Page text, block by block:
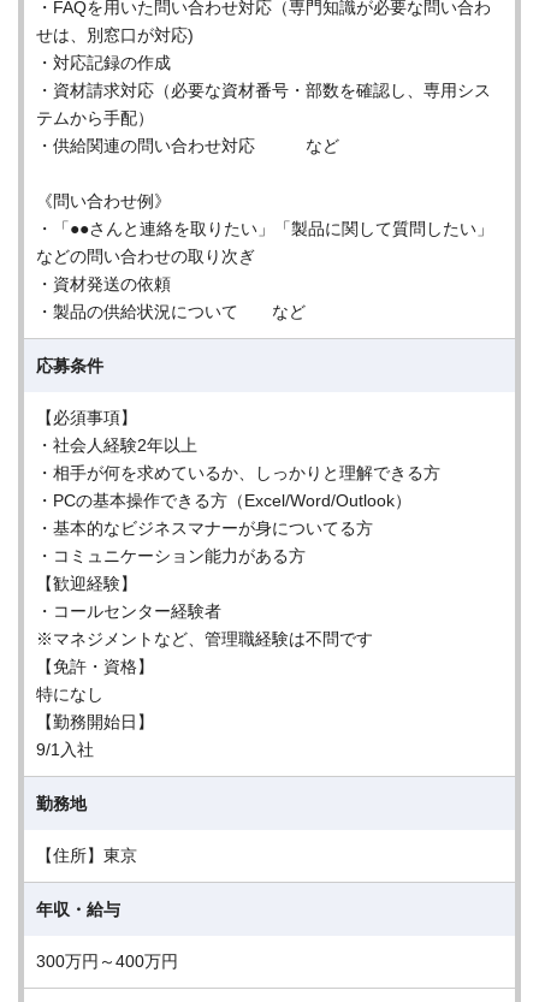
・FAQを用いた問い合わせ対応（専門知識が必要な問い合わ
せは、別窓口が対応)
・対応記録の作成
・資材請求対応（必要な資材番号・部数を確認し、専用シス
テムから手配）
・供給関連の問い合わせ対応 など
《問い合わせ例》
・「●●さんと連絡を取りたい」「製品に関して質問したい」
などの問い合わせの取り次ぎ
・資材発送の依頼
・製品の供給状況について など
応募条件
【必須事項】
・社会人経験2年以上
・相手が何を求めているか、しっかりと理解できる方
・PCの基本操作できる方（Excel/Word/Outlook）
・基本的なビジネスマナーが身についてる方
・コミュニケーション能力がある方
【歓迎経験】
・コールセンター経験者
※マネジメントなど、管理職経験は不問です
【免許・資格】
特になし
【勤務開始日】
9/1入社
勤務地
【住所】東京
年収・給与
300万円～400万円